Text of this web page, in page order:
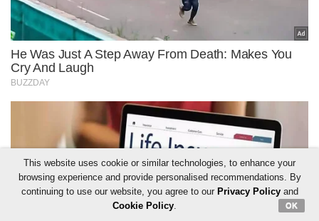
This website uses cookie or similar technologies, to enhance your
browsing experience and provide personalised recommendations. By
continuing to use our website, you agree to our Privacy Policyand
Cookie Policy. OK